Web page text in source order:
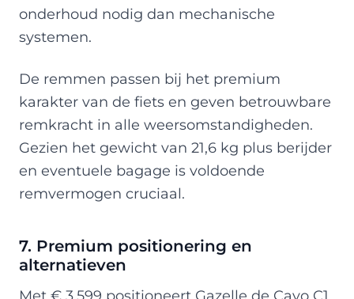
onderhoud nodig dan mechanische
systemen.
De remmen passen bij het premium
karakter van de fiets en geven betrouwbare
remkracht in alle weersomstandigheden.
Gezien het gewicht van 21,6 kg plus berijder
en eventuele bagage is voldoende
remvermogen cruciaal.
7. Premium positionering en
alternatieven
Met € 3.599 positioneert Gazelle de Cayo C1